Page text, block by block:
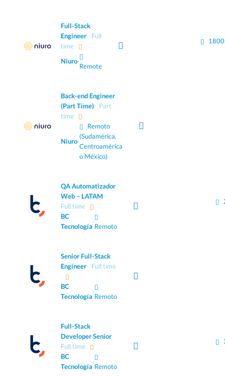
Full-Stack
Engineer
Full
time
Niuro·
Remote
Back-end Engineer
(Part Time)
Part
time
Niuro·
Remoto
(Sudamérica,
Centroamérica
o México)
QA Automatizador
Web – LATAM
Full time
BC
Tecnología
·
Remoto
Senior Full-Stack
Engineer
Full time
BC
Tecnología
·
Remoto
Full-Stack
Developer Senior
Full time
BC
Tecnología
·
Remoto